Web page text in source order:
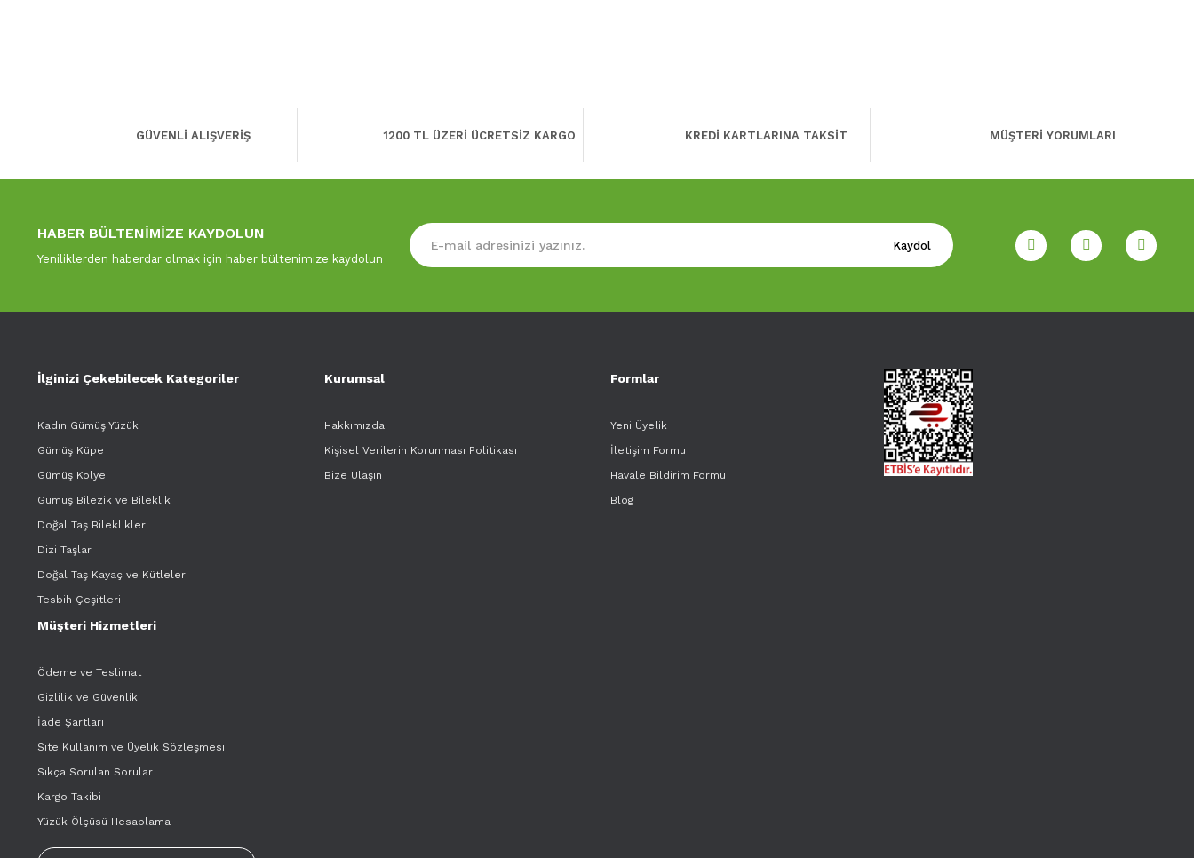
GÜVENLİ ALIŞVERİŞ 1200 TL ÜZERİ ÜCRETSİZ KARGO KREDİ KARTLARINA TAKSİT MÜŞTERİ YORUMLARI
HABER BÜLTENİMİZE KAYDOLUN
Yeniliklerden haberdar olmak için haber bültenimize kaydolun
Kaydol
İlginizi Çekebilecek Kategoriler
Kadın Gümüş Yüzük
Gümüş Küpe
Gümüş Kolye
Gümüş Bilezik ve Bileklik
Doğal Taş Bileklikler
Dizi Taşlar
Doğal Taş Kayaç ve Kütleler
Tesbih Çeşitleri
Kurumsal
Hakkımızda
Kişisel Verilerin Korunması Politikası
Bize Ulaşın
Formlar
Yeni Üyelik
İletişim Formu
Havale Bildirim Formu
Blog
Müşteri Hizmetleri
Ödeme ve Teslimat
Gizlilik ve Güvenlik
İade Şartları
Site Kullanım ve Üyelik Sözleşmesi
Sıkça Sorulan Sorular
Kargo Takibi
Yüzük Ölçüsü Hesaplama